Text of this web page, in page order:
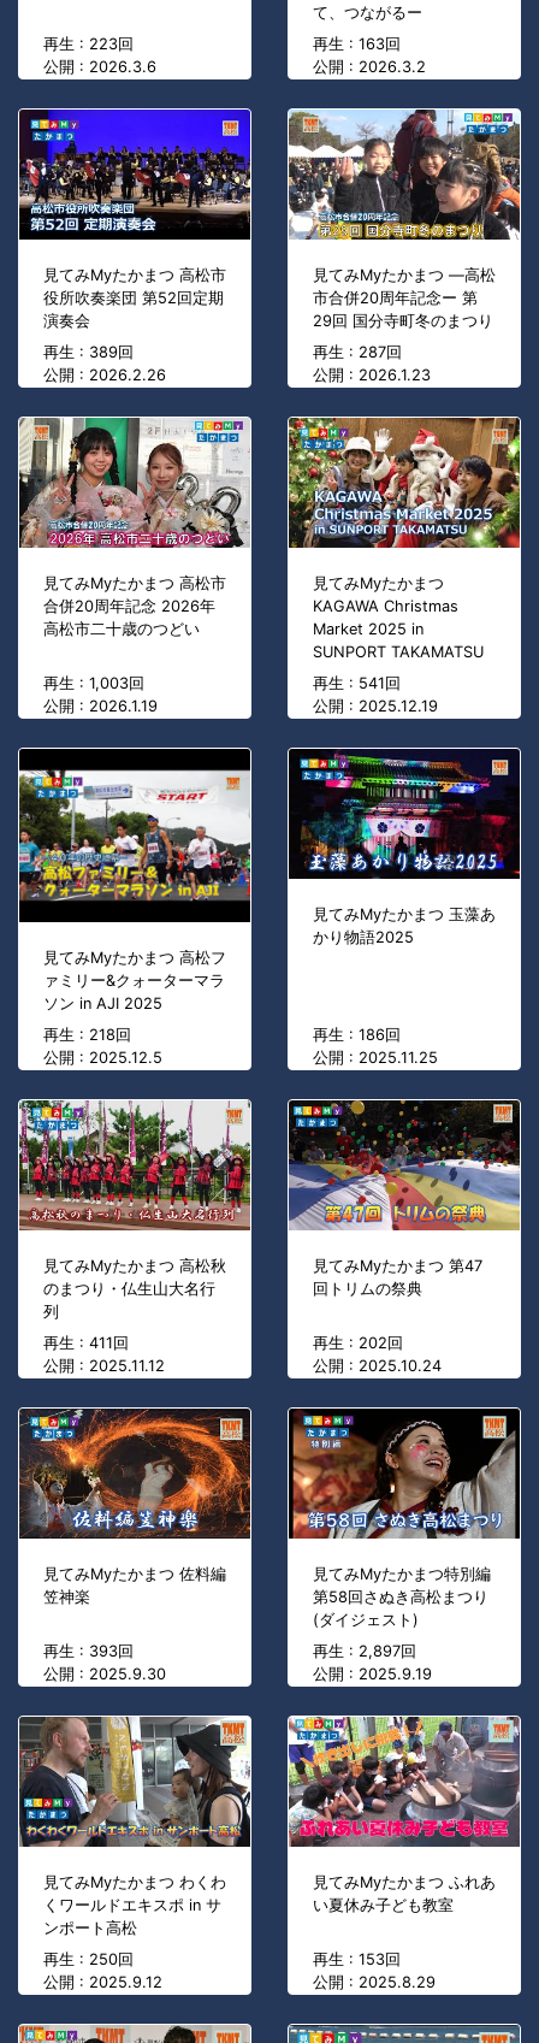
再生 : 223回
公開 : 2026.3.6
て、つながるー
再生 : 163回
公開 : 2026.3.2
見てみMyたかまつ 高松市
役所吹奏楽団 第52回定期
演奏会
再生 : 389回
公開 : 2026.2.26
見てみMyたかまつ ―高松
市合併20周年記念ー 第
29回 国分寺町冬のまつり
再生 : 287回
公開 : 2026.1.23
見てみMyたかまつ 高松市
合併20周年記念 2026年
高松市二十歳のつどい
再生 : 1,003回
公開 : 2026.1.19
見てみMyたかまつ
KAGAWA Christmas
Market 2025 in
SUNPORT TAKAMATSU
再生 : 541回
公開 : 2025.12.19
見てみMyたかまつ 高松フ
ァミリー&クォーターマラ
ソン in AJI 2025
再生 : 218回
公開 : 2025.12.5
見てみMyたかまつ 玉藻あ
かり物語2025
再生 : 186回
公開 : 2025.11.25
見てみMyたかまつ 高松秋
のまつり・仏生山大名行
列
再生 : 411回
公開 : 2025.11.12
見てみMyたかまつ 第47
回トリムの祭典
再生 : 202回
公開 : 2025.10.24
見てみMyたかまつ 佐料編
笠神楽
再生 : 393回
公開 : 2025.9.30
見てみMyたかまつ特別編
第58回さぬき高松まつり
(ダイジェスト)
再生 : 2,897回
公開 : 2025.9.19
見てみMyたかまつ わくわ
くワールドエキスポ in サ
ンポート高松
再生 : 250回
公開 : 2025.9.12
見てみMyたかまつ ふれあ
い夏休み子ども教室
再生 : 153回
公開 : 2025.8.29